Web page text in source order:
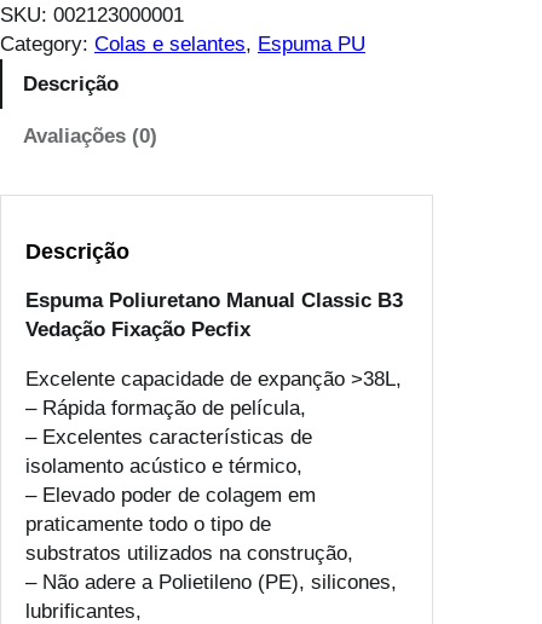
SKU: 002123000001
Category: Colas e selantes, Espuma PU
Descrição
Avaliações (0)
Descrição
Espuma Poliuretano Manual Classic B3
Vedação Fixação Pecfix
Excelente capacidade de expanção >38L,
– Rápida formação de película,
– Excelentes características de
isolamento acústico e térmico,
– Elevado poder de colagem em
praticamente todo o tipo de
substratos utilizados na construção,
– Não adere a Polietileno (PE), silicones,
lubrificantes,